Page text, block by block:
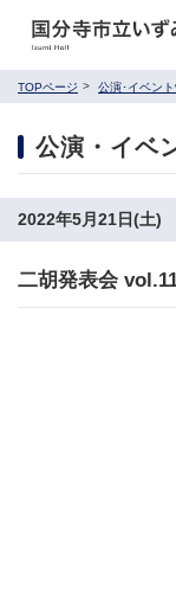
TOPページ 公演･イベン
公演・イベ
2022年5月21日(土)
二胡発表会